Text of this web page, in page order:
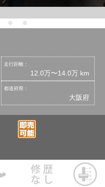
走行距離：
12.0万〜14.0万 km
都道府県：
大阪府